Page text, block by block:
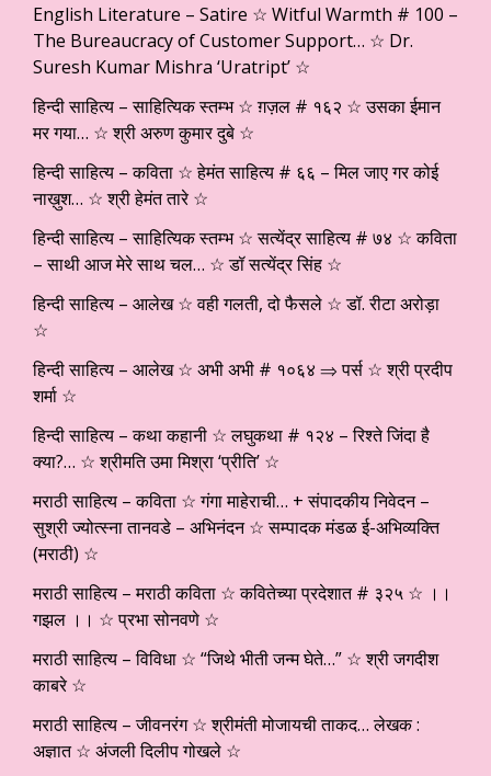
English Literature – Satire ☆ Witful Warmth # 100 –
The Bureaucracy of Customer Support… ☆ Dr.
Suresh Kumar Mishra ‘Uratript’ ☆
हिन्दी साहित्य – साहित्यिक स्तम्भ ☆ ग़ज़ल # १६२ ☆ उसका ईमान
मर गया… ☆ श्री अरुण कुमार दुबे ☆
हिन्दी साहित्य – कविता ☆ हेमंत साहित्य # ६६ – मिल जाए गर कोई
नाख़ुश… ☆ श्री हेमंत तारे ☆
हिन्दी साहित्य – साहित्यिक स्तम्भ ☆ सत्येंद्र साहित्य # ७४ ☆ कविता
– साथी आज मेरे साथ चल… ☆ डॉ सत्येंद्र सिंह ☆
हिन्दी साहित्य – आलेख ☆ वही गलती, दो फैसले ☆ डॉ. रीटा अरोड़ा
☆
हिन्दी साहित्य – आलेख ☆ अभी अभी # १०६४ ⇒ पर्स ☆ श्री प्रदीप
शर्मा ☆
हिन्दी साहित्य – कथा कहानी ☆ लघुकथा # १२४ – रिश्ते जिंदा है
क्या?… ☆ श्रीमति उमा मिश्रा ‘प्रीति’ ☆
मराठी साहित्य – कविता ☆ गंगा माहेराची… + संपादकीय निवेदन –
सुश्री ज्योत्स्ना तानवडे – अभिनंदन ☆ सम्पादक मंडळ ई-अभिव्यक्ति
(मराठी) ☆
मराठी साहित्य – मराठी कविता ☆ कवितेच्या प्रदेशात # ३२५ ☆ ।।
गझल ।। ☆ प्रभा सोनवणे ☆
मराठी साहित्य – विविधा ☆ “जिथे भीती जन्म घेते…” ☆ श्री जगदीश
काबरे ☆
मराठी साहित्य – जीवनरंग ☆ श्रीमंती मोजायची ताकद… लेखक :
अज्ञात ☆ अंजली दिलीप गोखले ☆